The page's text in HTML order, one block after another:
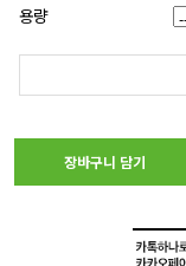
용량
장바구니 담기